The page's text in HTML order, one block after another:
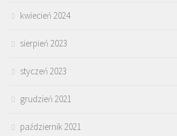
kwiecień 2024
sierpień 2023
styczeń 2023
grudzień 2021
październik 2021